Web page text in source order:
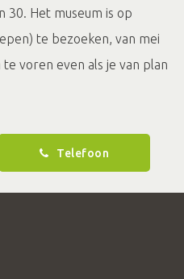
30. Het museum is op
te bezoeken, van mei
voren even als je van plan
Telefoon